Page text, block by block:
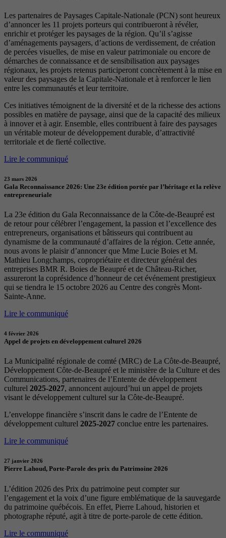
Les partenaires de Paysages Capitale-Nationale (PCN) sont heureux
d’annoncer les 11 projets porteurs qui contribueront à révéler,
enrichir et protéger les paysages de la région. Qu’il s’agisse
d’aménagements paysagers, d’actions de verdissement, de création
de percées visuelles, de mise en valeur patrimoniale ou encore de
démarches de connaissance et de sensibilisation aux paysages
régionaux, les projets retenus participeront concrètement à la mise en
valeur des paysages de la Capitale-Nationale et à renforcer le lien
entre les communautés et leur territoire.
Ces initiatives témoignent de la diversité et de la richesse des actions
possibles en matière de paysage, ainsi que de la capacité des milieux
à innover et à agir. Ensemble, elles contribuent à faire des paysages
un véritable moteur de développement durable, d’attractivité
territoriale et de fierté collective.
Lire le communiqué
23 mars 2026
Gala Reconnaissance 2026: Une 23e édition portée par l’héritage et la relève
entrepreneuriale
La 23e édition du Gala Reconnaissance de la Côte-de-Beaupré est
de retour pour célébrer l’engagement, la passion et l’excellence des
entrepreneurs, organisations et bâtisseurs qui contribuent au
dynamisme de la communauté d’affaires de la région. Cette année,
nous avons le plaisir d’annoncer que Mme Lucie Boies et M.
Mathieu Longchamps, copropriétaire et directeur général des
entreprises BMR R. Boies de Beaupré et de Château-Richer,
assureront la coprésidence d’honneur de cet événement prestigieux
qui se tiendra le 15 octobre 2026 au Centre des congrès Mont-
Sainte-Anne.
Lire le communiqué
4 février 2026
Appel de projets en développement culturel 2026
La Municipalité régionale de comté (MRC) de La Côte-de-Beaupré,
Développement Côte-de-Beaupré et le ministère de la Culture et des
Communications, partenaires de l’Entente de développement
culturel 2025-2027, annoncent aujourd’hui un appel de projets
visant le développement culturel sur la Côte-de-Beaupré.
L’enveloppe financière s’inscrit dans le cadre de l’Entente de
développement culturel 2025-2027 conclue entre les partenaires.
Lire le communiqué
27 janvier 2026
Pierre Lahoud, Porte-Parole des prix du Patrimoine 2026
L’édition 2026 des Prix du patrimoine peut compter sur
l’engagement et la voix d’une figure emblématique de la sauvegarde
du patrimoine québécois. En effet, Pierre Lahoud, historien et
photographe réputé, agit à titre de porte-parole de cette édition.
Lire le communiqué